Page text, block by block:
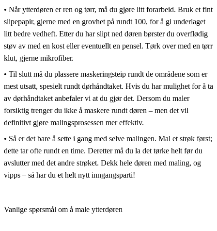
• Når ytterdøren er ren og tørr, må du gjøre litt forarbeid. Bruk et fint
slipepapir, gjerne med en grovhet på rundt 100, for å gi underlaget
litt bedre vedheft. Etter du har slipt ned døren børster du overflødig
støv av med en kost eller eventuellt en pensel. Tørk over med en tørr
klut, gjerne mikrofiber.
• Til slutt må du plassere maskeringsteip rundt de områdene som er
mest utsatt, spesielt rundt dørhåndtaket. Hvis du har mulighet for å ta
av dørhåndtaket anbefaler vi at du gjør det. Dersom du maler
forsiktig trenger du ikke å maskere rundt døren – men det vil
definitivt gjøre malingsprosessen mer effektiv.
• Så er det bare å sette i gang med selve malingen. Mal et strøk først;
dette tar ofte rundt en time. Deretter må du la det tørke helt før du
avslutter med det andre strøket. Dekk hele døren med maling, og
vipps – så har du et helt nytt inngangsparti!
Vanlige spørsmål om å male ytterdøren